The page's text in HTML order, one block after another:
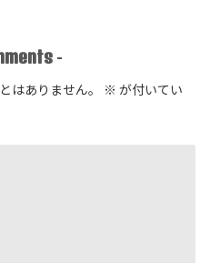
-
はありません。 ※ が付いてい